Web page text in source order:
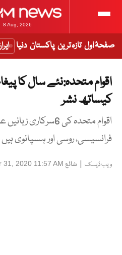
8 Aug, 2026
صفحۂ اول تازہ ترین پاکستان دنیا
اقوام متحدہ:نئے سال کا
کیساتھ نشر
اقوام متحدہ کی
فرانسیسی، روسی اور ہسپانوی ہیں
ویب ڈیسک | شائع 31, 2020 11:57 AM